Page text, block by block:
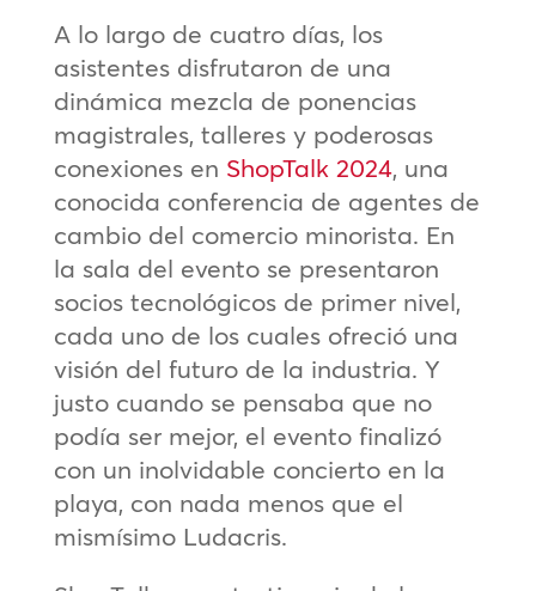
A lo largo de cuatro días, los
asistentes disfrutaron de una
dinámica mezcla de ponencias
magistrales, talleres y poderosas
conexiones en ShopTalk 2024, una
conocida conferencia de agentes de
cambio del comercio minorista. En
la sala del evento se presentaron
socios tecnológicos de primer nivel,
cada uno de los cuales ofreció una
visión del futuro de la industria. Y
justo cuando se pensaba que no
podía ser mejor, el evento finalizó
con un inolvidable concierto en la
playa, con nada menos que el
mismísimo Ludacris.